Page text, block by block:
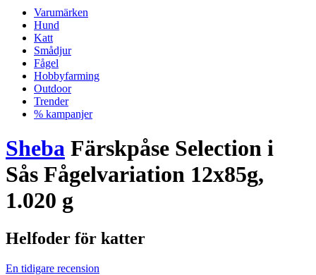
Varumärken
Hund
Katt
Smådjur
Fågel
Hobbyfarming
Outdoor
Trender
% kampanjer
Sheba Färskpåse Selection i
Sås Fågelvariation 12x85g,
1.020 g
Helfoder för katter
En tidigare recension